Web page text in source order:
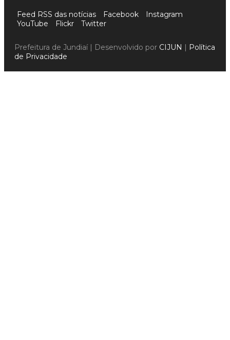
Feed RSS das notícias Facebook
Instagram
YouTube
Flickr Twitter
Prefeitura de Jundiaí | Desenvolvido por CIJUN | Política
de Privacidade